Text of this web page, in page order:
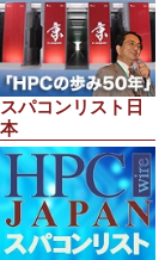
スパコンリスト日
本